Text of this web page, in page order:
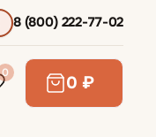
8 (800) 222-77-02
0 0 ₽